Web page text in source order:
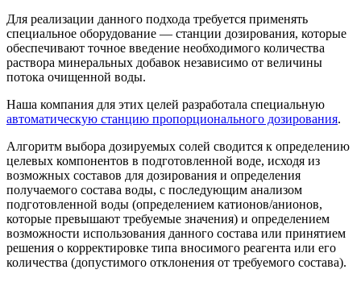
Для реализации данного подхода требуется применять
специальное оборудование — станции дозирования, которые
обеспечивают точное введение необходимого количества
раствора минеральных добавок независимо от величины
потока очищенной воды.
Наша компания для этих целей разработала специальную
автоматическую станцию пропорционального дозирования.
Алгоритм выбора дозируемых солей сводится к определению
целевых компонентов в подготовленной воде, исходя из
возможных составов для дозирования и определения
получаемого состава воды, с последующим анализом
подготовленной воды (определением катионов/анионов,
которые превышают требуемые значения) и определением
возможности использования данного состава или принятием
решения о корректировке типа вносимого реагента или его
количества (допустимого отклонения от требуемого состава).